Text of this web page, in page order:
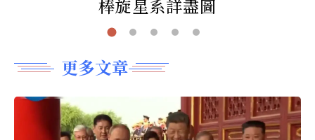
棒旋星系詳盡圖
更多文章